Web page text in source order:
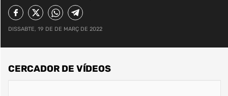
DISSABTE, 19 DE DE MARÇ DE 2022
CERCADOR DE VÍDEOS